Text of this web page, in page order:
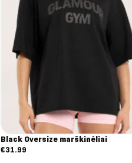
Black Oversize marškinėliai
€31.99